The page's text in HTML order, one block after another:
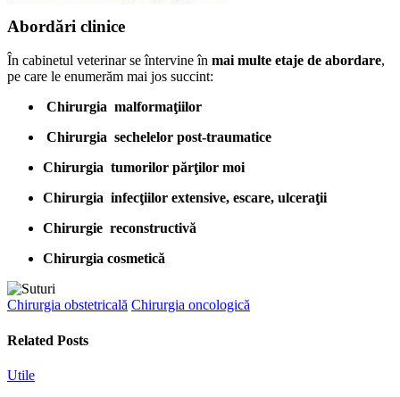
Abordări clinice
În cabinetul veterinar se întervine în mai multe etaje de abordare,
pe care le enumerăm mai jos succint:
Chirurgia malformaţiilor
Chirurgia sechelelor post-traumatice
Chirurgia tumorilor părţilor moi
Chirurgia infecţiilor extensive, escare, ulceraţii
Chirurgie reconstructivă
Chirurgia cosmetică
Chirurgia obstetricală Chirurgia oncologică
Related Posts
Utile